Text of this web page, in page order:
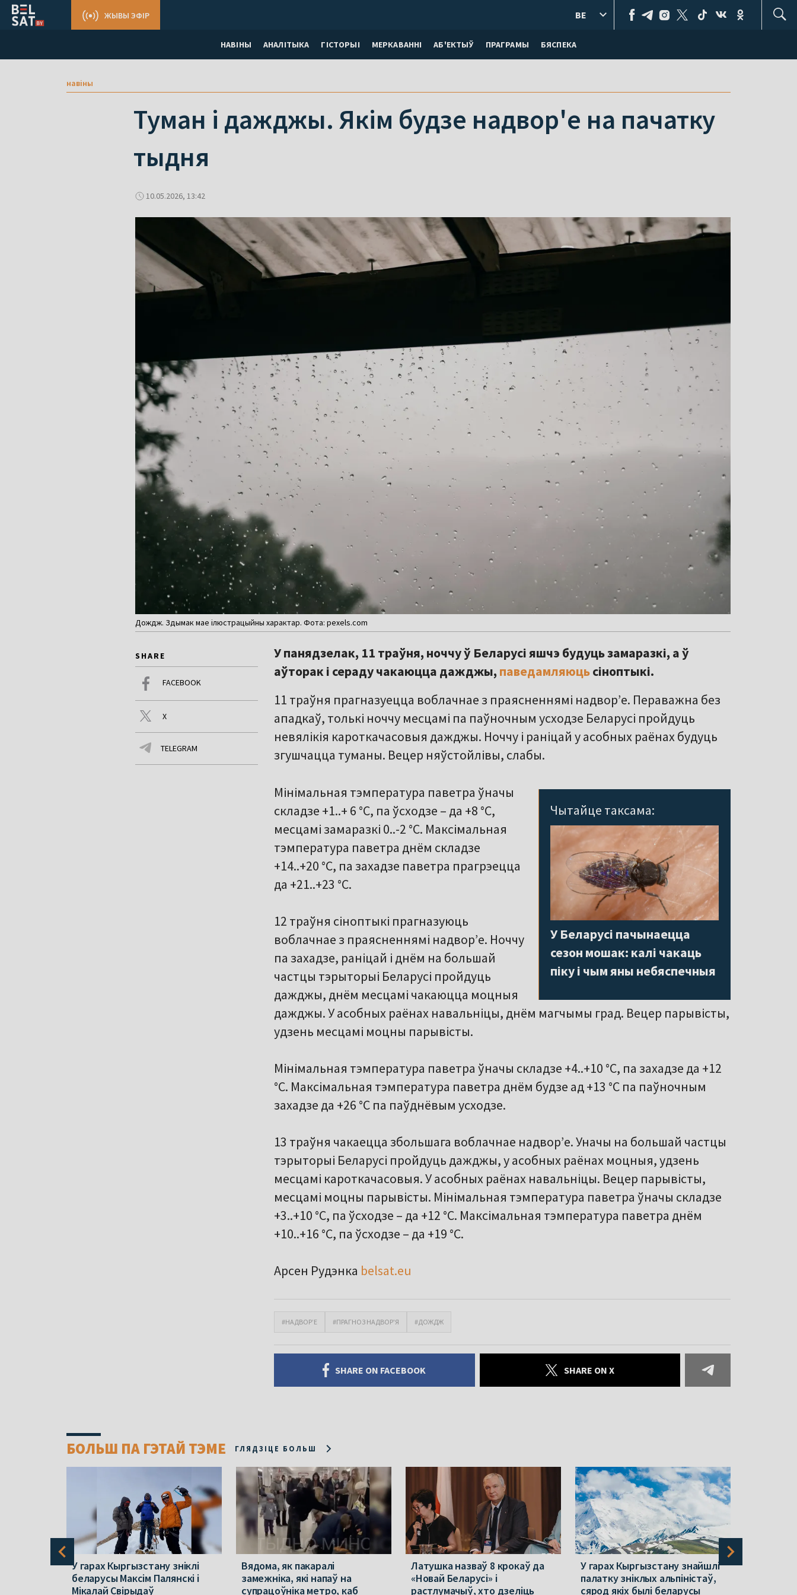
НАВІНЫ АНАЛІТЫКА ГІСТОРЫІ МЕРКАВАННI АБ'ЕКТЫЎ ПРАГРАМЫ БЯСПЕКА
ЖЫВЫ ЭФІР BE
навіны
Туман і дажджы. Якім будзе надвор'е на пачатку
тыдня
10.05.2026, 13:42
Дождж. Здымак мае ілюстрацыйны характар. Фота: pexels.com
SHARE
FACEBOOK
X
TELEGRAM
У панядзелак, 11 траўня, ноччу ў Беларусі яшчэ будуць замаразкі, а ў
аўторак і сераду чакаюцца дажджы, паведамляюцьсіноптыкі.
11 траўня прагназуецца воблачнае з праясненнямі надворʼе. Пераважна без
ападкаў, толькі ноччу месцамі па паўночным усходзе Беларусі пройдуць
невялікія кароткачасовыя дажджы. Ноччу і раніцай у асобных раёнах будуць
згушчацца туманы. Вецер няўстойлівы, слабы.
Чытайце таксама:
У Беларусі пачынаецца
сезон мошак: калі чакаць
піку і чым яны небяспечныя
Мінімальная тэмпература паветра ўначы
складзе +1..+ 6 °С, па ўсходзе – да +8 °С,
месцамі замаразкі 0..-2 °С. Максімальная
тэмпература паветра днём складзе
+14..+20 °С, па захадзе паветра прагрэецца
да +21..+23 °С.
12 траўня сіноптыкі прагназуюць
воблачнае з праясненнямі надворʼе. Ноччу
па захадзе, раніцай і днём на большай
частцы тэрыторыі Беларусі пройдуць
дажджы, днём месцамі чакаюцца моцныя
дажджы. У асобных раёнах навальніцы, днём магчымы град. Вецер парывісты,
удзень месцамі моцны парывісты.
Мінімальная тэмпература паветра ўначы складзе +4..+10 °С, па захадзе да +12
°С. Максімальная тэмпература паветра днём будзе ад +13 °С па паўночным
захадзе да +26 °С па паўднёвым усходзе.
13 траўня чакаецца збольшага воблачнае надворʼе. Уначы на большай частцы
тэрыторыі Беларусі пройдуць дажджы, у асобных раёнах моцныя, удзень
месцамі кароткачасовыя. У асобных раёнах навальніцы. Вецер парывісты,
месцамі моцны парывісты. Мінімальная тэмпература паветра ўначы складзе
+3..+10 °С, па ўсходзе – да +12 °С. Максімальная тэмпература паветра днём
+10..+16 °С, па ўсходзе – да +19 °С.
Арсен Рудэнка belsat.eu
#НАДВОР’Е #ПРАГНОЗ НАДВОР'Я #ДОЖДЖ
SHARE ON FACEBOOK SHARE ON X
БОЛЬШ ПА ГЭТАЙ ТЭМЕ ГЛЯДЗІЦЕ БОЛЬШ
У гарах Кыргызстану зніклі
беларусы Максім Палянскі і
Мікалай Свірыдаў
Вядома, як пакаралі
замежніка, які напаў на
супрацоўніка метро, каб
Латушка назваў 8 крокаў да
«Новай Беларусі» і
растлумачыў, хто дзеліць
У гарах Кыргызстану знайшлі
палатку зніклых альпіністаў,
сярод якіх былі беларусы